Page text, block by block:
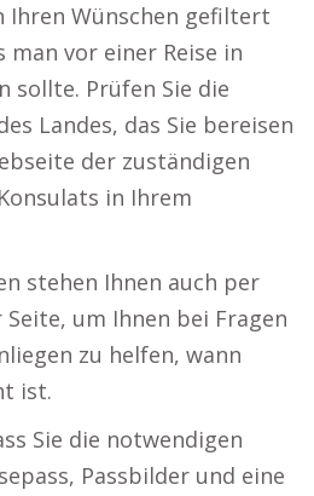
Ihren Wünschen gefiltert
man vor einer Reise in
sollte. Prüfen Sie die
Landes, das Sie bereisen
der zuständigen
in Ihrem
stehen Ihnen auch per
um Ihnen bei Fragen
zu helfen, wann
ist.
Sie die notwendigen
Passbilder und eine